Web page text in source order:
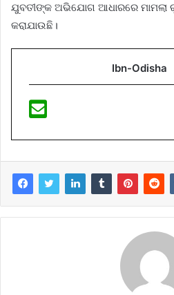
ଯୁବତୀଙ୍କ ଅଭିଯୋଗ ଆଧାରରେ ମାମଲା
କରାଯାଉଛି।
Ibn-Odisha